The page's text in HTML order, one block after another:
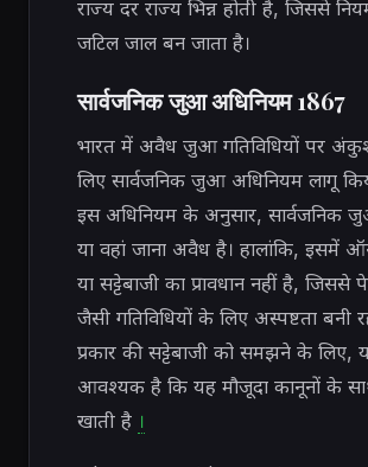
राज्य दर राज्य भिन्न होती है, जिससे
जटिल जाल बन जाता है।
सार्वजनिक जुआ अधिनियम 1867
भारत में अवैध जुआ गतिविधियों पर
लिए सार्वजनिक जुआ अधिनियम लागू
इस अधिनियम के अनुसार, सार्वजनिक
या वहां जाना अवैध है। हालांकि, इसमें
या सट्टेबाजी का प्रावधान नहीं है, जिससे
जैसी गतिविधियों के लिए अस्पष्टता बनी
प्रकार की सट्टेबाजी को समझने के लिए,
आवश्यक है कि यह मौजूदा कानूनों के
खाती है ।